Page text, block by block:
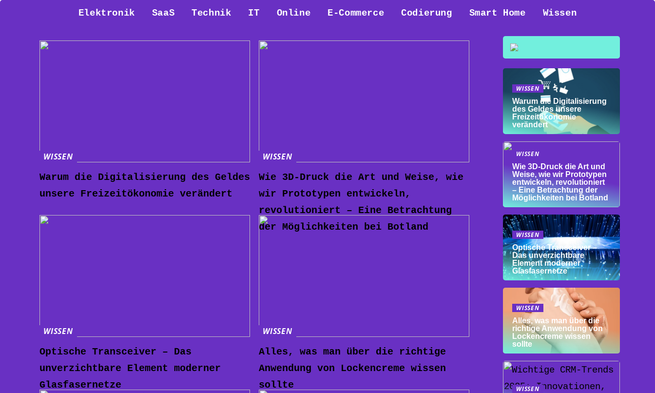
Elektronik SaaS Technik IT Online E-Commerce Codierung Smart Home Wissen
WISSEN
Warum die Digitalisierung des Geldes
unsere Freizeitökonomie verändert
WISSEN
Wie 3D-Druck die Art und Weise, wie
wir Prototypen entwickeln,
revolutioniert – Eine Betrachtung
der Möglichkeiten bei Botland
WISSEN
Optische Transceiver – Das
unverzichtbare Element moderner
Glasfasernetze
WISSEN
Alles, was man über die richtige
Anwendung von Lockencreme wissen
sollte
WISSEN
Warum die Digitalisierung
des Geldes unsere
Freizeitökonomie
verändert
WISSEN
Wie 3D-Druck die Art und
Weise, wie wir Prototypen
entwickeln, revolutioniert
– Eine Betrachtung der
Möglichkeiten bei Botland
WISSEN
Optische Transceiver –
Das unverzichtbare
Element moderner
Glasfasernetze
WISSEN
Alles, was man über die
richtige Anwendung von
Lockencreme wissen
sollte
WISSEN